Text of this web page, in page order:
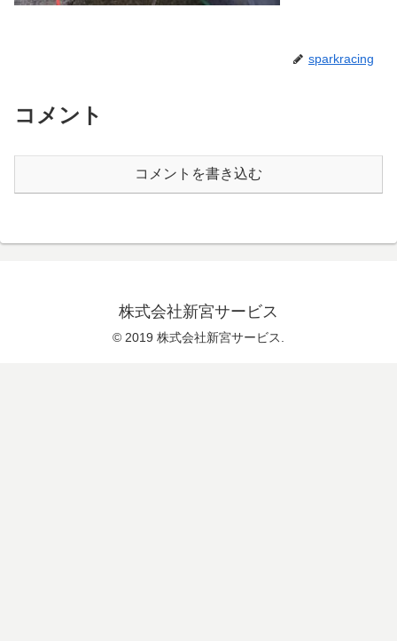
sparkracing
コメント
コメントを書き込む
株式会社新宮サービス
© 2019 株式会社新宮サービス.